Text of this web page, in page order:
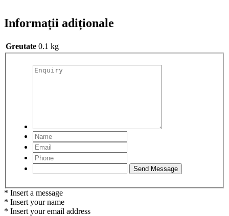
Informații adiționale
Greutate 0.1 kg
* Insert a message
* Insert your name
* Insert your email address